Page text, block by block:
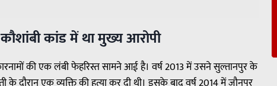
कांड में था मुख्य आरोपी
की एक लंबी फेहरिस्त सामने आई है। वर्ष 2013 में उसने सुल्तानपुर के